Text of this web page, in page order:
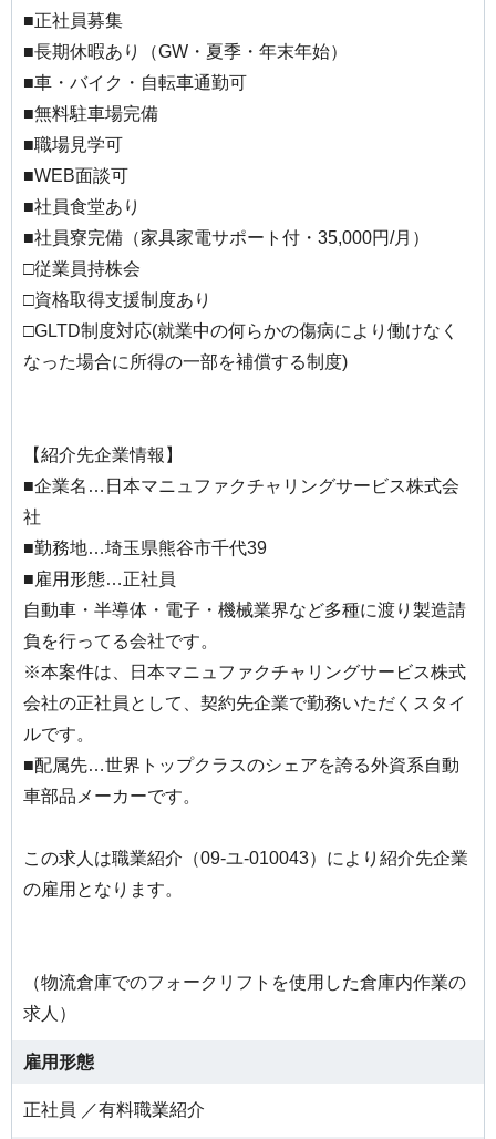
■正社員募集
■長期休暇あり（GW・夏季・年末年始）
■車・バイク・自転車通勤可
■無料駐車場完備
■職場見学可
■WEB面談可
■社員食堂あり
■社員寮完備（家具家電サポート付・35,000円/月）
□従業員持株会
□資格取得支援制度あり
□GLTD制度対応(就業中の何らかの傷病により働けなく
なった場合に所得の一部を補償する制度)
【紹介先企業情報】
■企業名…日本マニュファクチャリングサービス株式会
社
■勤務地…埼玉県熊谷市千代39
■雇用形態…正社員
自動車・半導体・電子・機械業界など多種に渡り製造請
負を行ってる会社です。
※本案件は、日本マニュファクチャリングサービス株式
会社の正社員として、契約先企業で勤務いただくスタイ
ルです。
■配属先…世界トップクラスのシェアを誇る外資系自動
車部品メーカーです。
この求人は職業紹介（09-ユ-010043）により紹介先企業
の雇用となります。
（物流倉庫でのフォークリフトを使用した倉庫内作業の
求人）
雇用形態
正社員 ／有料職業紹介